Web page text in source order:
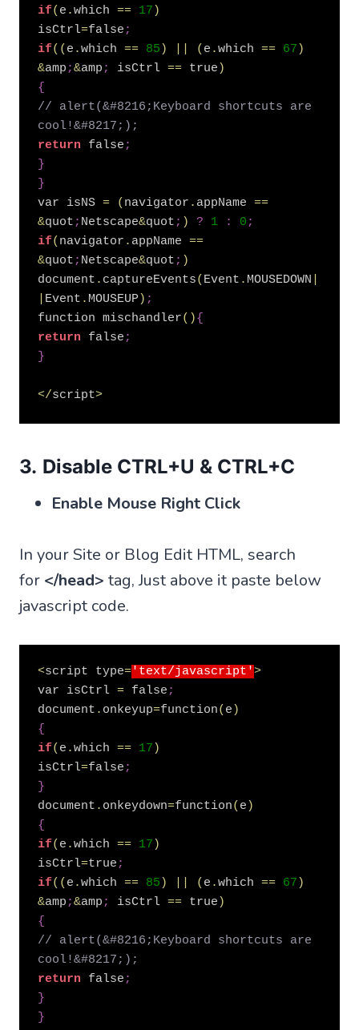
if( e .which == 17 )
isCtrl=false ;
if( ( e .which == 85 ) ( e .which == 67 )
&amp ;&amp ; isCtrl == true )
{
// alert(&#8216;Keyboard shortcuts are
cool!&#8217;);
return false ;
}
}
var isNS = ( navigator . appName ==
&quot ; Netscape&quot ; ) ? 1 : 0 ;
if( navigator . appName ==
&quot ; Netscape&quot ; )
document . captureEvents( Event . MOUSEDOWN
Event . MOUSEUP) ;
function mischandler( ){
return false ;
}
</script>
3. Disable CTRL+U & CTRL+C
Enable Mouse Right Click
In your Site or Blog Edit HTML, search
for </head> tag, Just above it paste below
javascript code.
<script type='text/javascript'>
var isCtrl = false ;
document . onkeyup=function( e )
{
if( e .which == 17 )
isCtrl=false ;
}
document . onkeydown=function( e )
{
if( e .which == 17 )
isCtrl=true ;
if( ( e .which == 85 ) ( e .which == 67 )
&amp ;&amp ; isCtrl == true )
{
// alert(&#8216;Keyboard shortcuts are
cool!&#8217;);
return false ;
}
}